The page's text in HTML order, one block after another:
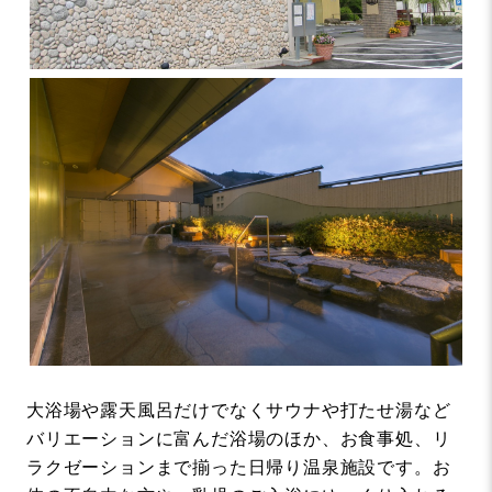
大浴場や露天風呂だけでなくサウナや打たせ湯など
バリエーションに富んだ浴場のほか、お食事処、リ
ラクゼーションまで揃った日帰り温泉施設です。お